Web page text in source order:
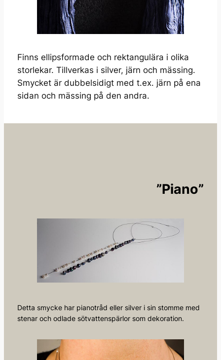
Finns ellipsformade och rektangulära i olika
storlekar. Tillverkas i silver, järn och mässing.
Smycket är dubbelsidigt med t.ex. järn på ena
sidan och mässing på den andra.
”Piano”
Detta smycke har pianotråd eller silver i sin stomme med
stenar och odlade sötvattenspärlor som dekoration.